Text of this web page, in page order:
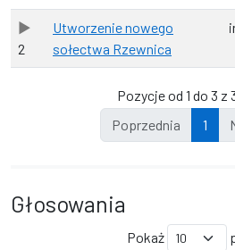
2
Utworzenie nowego
sołectwa Rzewnica
Pozycje od 1 do 3 z
Poprzednia
1
Głosowania
Pokaż